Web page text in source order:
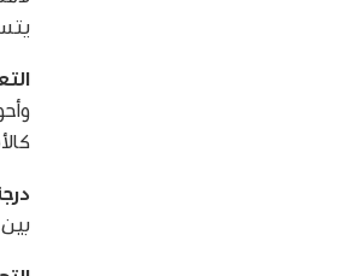
بين 10 إلى 35 درجة مئوية) أو لنداوة أو رطوبة مرتفعة. لا يُنصح باستخدام شاشة Pro Display XDR في البيئات الخارجية.